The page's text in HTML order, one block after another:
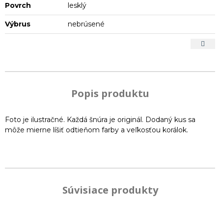
Povrch lesklý
Výbrus nebrúsené
Popis produktu
Foto je ilustračné. Každá šnúra je originál. Dodaný kus sa
môže mierne líšiť odtieňom farby a veľkosťou korálok.
Súvisiace produkty